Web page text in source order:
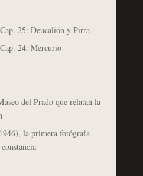
25: Deucalión y Pirra
24: Mercurio
del Prado que relatan la
la primera fotógrafa